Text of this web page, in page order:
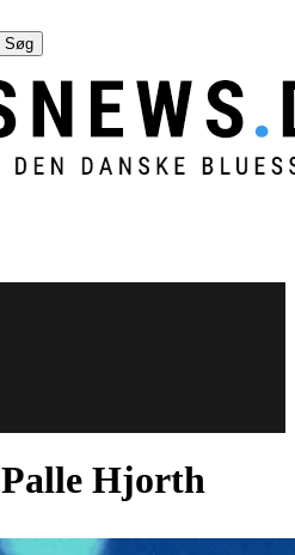
Palle Hjorth